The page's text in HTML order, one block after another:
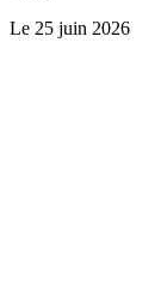
Le 25 juin 2026